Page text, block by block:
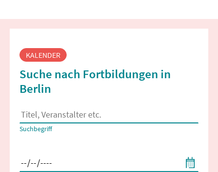
Fortbildungssuche
KALENDER
Suche nach Fortbildungen in
Berlin
Es erscheinen Suchvorschläge, wenn mindestens 2 Zeichen
Suchbegriff